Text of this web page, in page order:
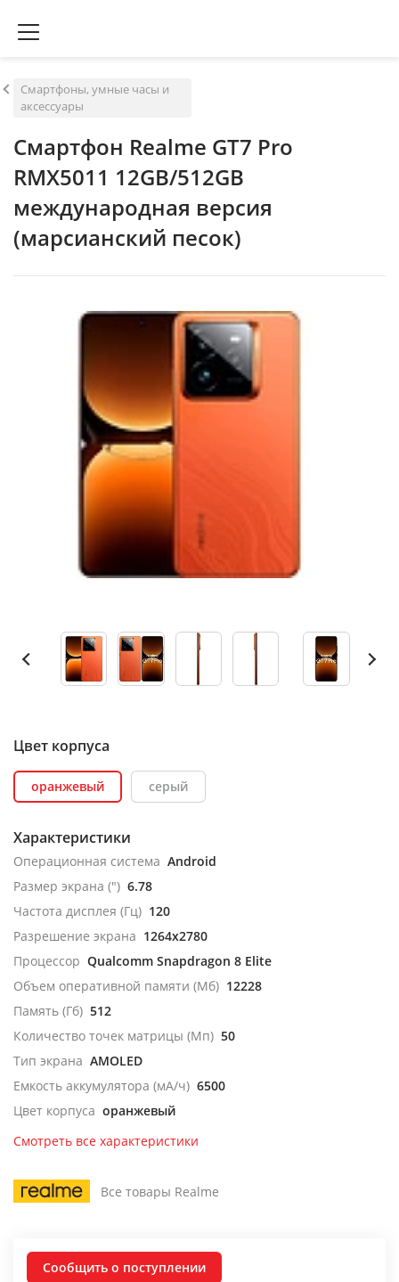
Смартфоны, умные часы и
аксессуары
Смартфон Realme GT7 Pro
RMX5011 12GB/512GB
международная версия
(марсианский песок)
Цвет корпуса
оранжевый серый
Характеристики
Операционная система Android
Размер экрана (") 6.78
Частота дисплея (Гц) 120
Разрешение экрана 1264x2780
Процессор Qualcomm Snapdragon 8 Elite
Объем оперативной памяти (Мб) 12228
Память (Гб) 512
Количество точек матрицы (Мп) 50
Тип экрана AMOLED
Емкость аккумулятора (мА/ч) 6500
Цвет корпуса оранжевый
Смотреть все характеристики
Все товары Realme
Сообщить о поступлении